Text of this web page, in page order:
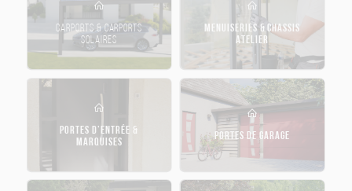
CARPORTS & CARPORTS
SOLAIRES
MENUISERIES & CHASSIS
ATELIER
PORTES D’ENTRÉE &
MARQUISES
PORTES DE GARAGE